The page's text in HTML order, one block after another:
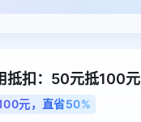
抵扣：50元抵100元
元，直省50%